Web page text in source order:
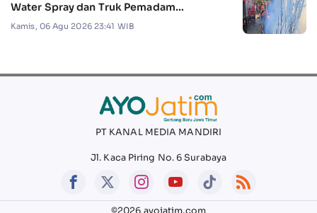
Water Spray dan Truk Pemadam
Kebakaran
Kamis, 06 Agu 2026 23:41 WIB
PT KANAL MEDIA MANDIRI
Jl. Kaca Piring No. 6 Surabaya